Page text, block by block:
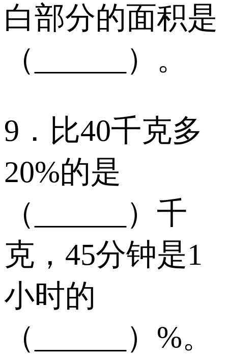
白部分的面积是
（______）。
9．比40千克多
20%的是
（______）千
克，45分钟是1
小时的
（______）%。